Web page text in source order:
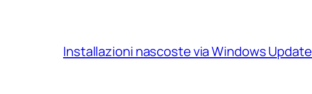
Installazioni nascoste via Windows Update